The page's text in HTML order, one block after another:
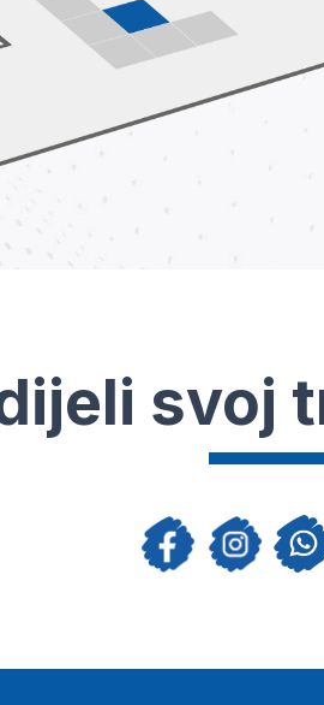
svoj